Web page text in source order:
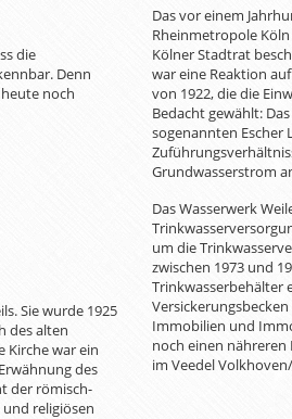
die
Denn
noch
Sie wurde 1925
des alten
Kirche war ein
des
der römisch-
religiösen
Das vor einem
Rheinmetropole
Kölner Stadtrat
war eine Reaktion
von 1922, die die
Bedacht gewählt:
sogenannten Escher
Grundwasserstrom
Das Wasserwerk
um die
zwischen 1973 und
Trinkwasserbehälter
Immobilien und
noch einen nähreren
im Veedel